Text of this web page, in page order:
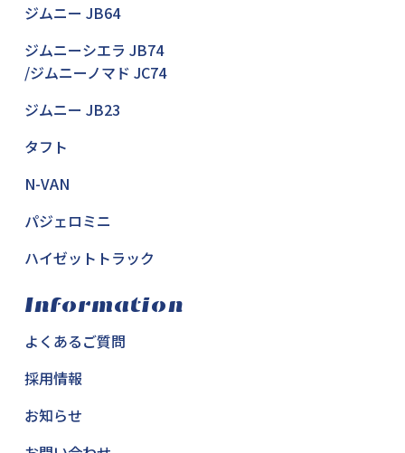
ジムニー JB64
ジムニーシエラ JB74
/ジムニーノマド JC74
ジムニー JB23
タフト
N-VAN
パジェロミニ
ハイゼットトラック
Information
よくあるご質問
採用情報
お知らせ